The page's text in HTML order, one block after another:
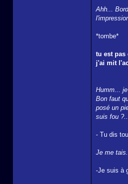
Ahh...
*tombe*
tu est pas
j'ai mit
Humm...
Bon faut
posé un
suis fou
- Tu dis
Je me
-Je suis à